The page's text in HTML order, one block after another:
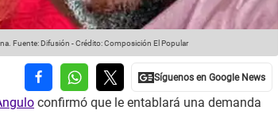
Fuente: Difusión -Crédito: Composición El Popular
confirmó que le entablará una demanda